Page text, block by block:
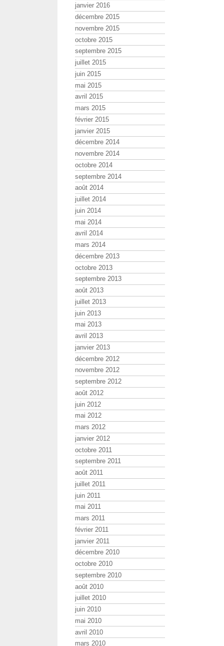
janvier 2016
décembre 2015
novembre 2015
octobre 2015
septembre 2015
juillet 2015
juin 2015
mai 2015
avril 2015
mars 2015
février 2015
janvier 2015
décembre 2014
novembre 2014
octobre 2014
septembre 2014
août 2014
juillet 2014
juin 2014
mai 2014
avril 2014
mars 2014
décembre 2013
octobre 2013
septembre 2013
août 2013
juillet 2013
juin 2013
mai 2013
avril 2013
janvier 2013
décembre 2012
novembre 2012
septembre 2012
août 2012
juin 2012
mai 2012
mars 2012
janvier 2012
octobre 2011
septembre 2011
août 2011
juillet 2011
juin 2011
mai 2011
mars 2011
février 2011
janvier 2011
décembre 2010
octobre 2010
septembre 2010
août 2010
juillet 2010
juin 2010
mai 2010
avril 2010
mars 2010